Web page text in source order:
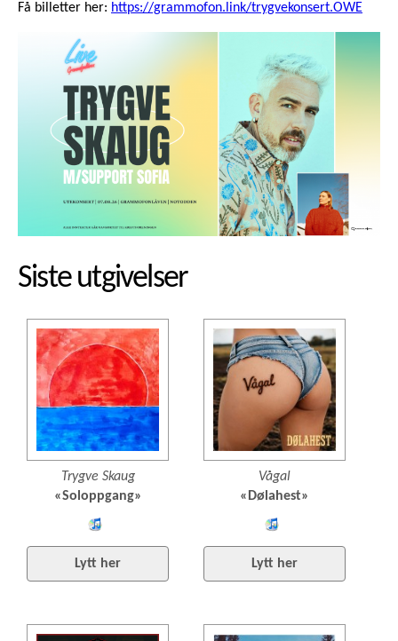
Få billetter her: https://grammofon.link/trygvekonsert.OWE
Siste utgivelser
Trygve Skaug
«Soloppgang»
og
kjøp
iTunes
Lytt her
Vågal
«Dølahest»
og
kjøp
iTunes
Lytt her